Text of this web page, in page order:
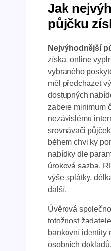
Jak
půjčku
Nejvýhodnější
získat online
vybraného
měl předcházet
dostupných
zabere minimum
nezávislému
srovnávači
během chvilky
nabídky dle
úroková sazba,
výše splátky,
další.
Úvěrová
totožnost
bankovní identity
osobních